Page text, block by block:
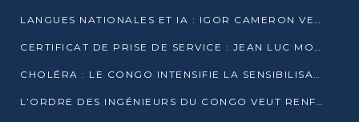
LANGUES NATIONALES ET IA : IGOR CAMERON VEUT ARRIMER LA STRATÉGIE IA À LA LOI SUR LA RECHERCHE
CERTIFICAT DE PRISE DE SERVICE : JEAN LUC MOUTHOU DÉMENT UNE « FAKE NEWS »
CHOLÉRA : LE CONGO INTENSIFIE LA SENSIBILISATION AU MARCHÉ DE TALANGAÏ
L’ORDRE DES INGÉNIEURS DU CONGO VEUT RENFORCER L’ÉTHIQUE ET LA CRÉDIBILITÉ DE LA PROFESSION